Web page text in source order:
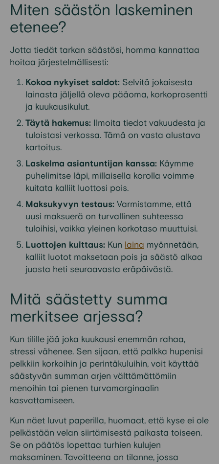
Miten säästön laskeminen
etenee?
Jotta tiedät tarkan säästösi, homma kannattaa
hoitaa järjestelmällisesti:
Kokoa nykyiset saldot: Selvitä jokaisesta
lainasta jäljellä oleva pääoma, korkoprosentti
ja kuukausikulut.
Täytä hakemus: Ilmoita tiedot vakuudesta ja
tuloistasi verkossa. Tämä on vasta alustava
kartoitus.
Laskelma asiantuntijan kanssa: Käymme
puhelimitse läpi, millaisella korolla voimme
kuitata kalliit luottosi pois.
Maksukyvyn testaus: Varmistamme, että
uusi maksuerä on turvallinen suhteessa
tuloihisi, vaikka yleinen korkotaso muuttuisi.
Luottojen kuittaus: Kun laina myönnetään,
kalliit luotot maksetaan pois ja säästö alkaa
juosta heti seuraavasta eräpäivästä.
Mitä säästetty summa
merkitsee arjessa?
Kun tilille jää joka kuukausi enemmän rahaa,
stressi vähenee. Sen sijaan, että palkka hupenisi
pelkkiin korkoihin ja perintäkuluihin, voit käyttää
säästyvän summan arjen välttämättömiin
menoihin tai pienen turvamarginaalin
kasvattamiseen.
Kun näet luvut paperilla, huomaat, että kyse ei ole
pelkästään velan siirtämisestä paikasta toiseen.
Se on päätös lopettaa turhien kulujen
maksaminen. Tavoitteena on tilanne, jossa